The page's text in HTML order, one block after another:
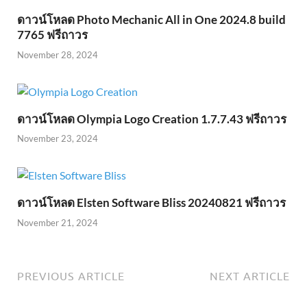
ดาวน์โหลด Photo Mechanic All in One 2024.8 build
7765 ฟรีถาวร
November 28, 2024
ดาวน์โหลด Olympia Logo Creation 1.7.7.43 ฟรีถาวร
November 23, 2024
ดาวน์โหลด Elsten Software Bliss 20240821 ฟรีถาวร
November 21, 2024
PREVIOUS ARTICLE NEXT ARTICLE